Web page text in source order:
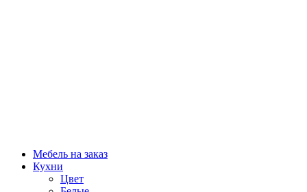
Мебель на заказ
Кухни
Цвет